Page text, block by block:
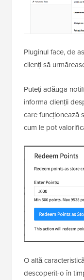
Pluginul face, de
clienți să
Puteți adăuga
informa clienții
care funcționează
cum le pot
O altă
descoperit-o în